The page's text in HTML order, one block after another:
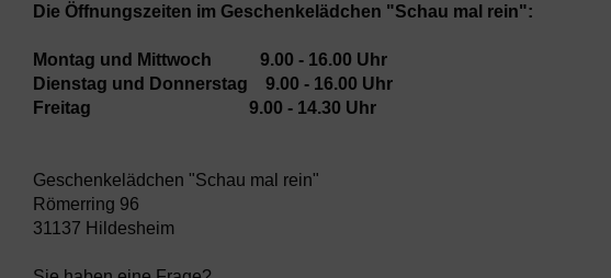
Die Öffnungszeiten im Geschenkelädchen "Schau mal rein":
Montag und Mittwoch 9.00 - 16.00 Uhr
Dienstag und Donnerstag 9.00 - 16.00 Uhr
Freitag 9.00 - 14.30 Uhr
Geschenkelädchen "Schau mal rein"
Römerring 96
31137 Hildesheim